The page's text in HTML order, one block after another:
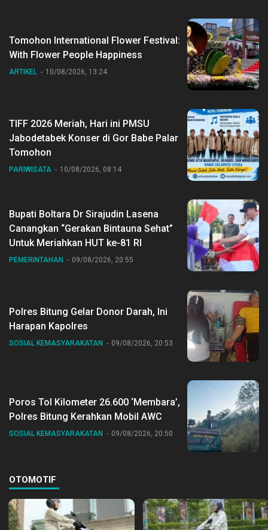
Tomohon International Flower Festival:
With Flower People Happiness
ARTIKEL 10/08/2026, 13:24
TIFF 2026 Meriah, Hari ini PMSU
Jabodetabek Konser di Gor Babe Palar
Tomohon
PARIWISATA 10/08/2026, 08:14
Bupati Boltara Dr Sirajudin Lasena
Canangkan “Gerakan Bintauna Sehat”
Untuk Meriahkan HUT ke-81 RI
PEMERINTAHAN 09/08/2026, 20:55
Polres Bitung Gelar Donor Darah, Ini
Harapan Kapolres
SOSIAL KEMASYARAKATAN 09/08/2026, 20:53
Poros Tol Kilometer 26.600 ‘Membara’,
Polres Bitung Kerahkan Mobil AWC
SOSIAL KEMASYARAKATAN 09/08/2026, 20:50
OTOMOTIF